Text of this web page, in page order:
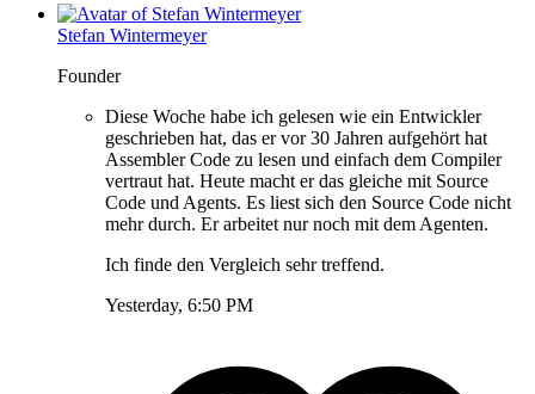
Stefan Wintermeyer
Founder
Diese Woche habe ich gelesen wie ein Entwickler
geschrieben hat, das er vor 30 Jahren aufgehört hat
Assembler Code zu lesen und einfach dem Compiler
vertraut hat. Heute macht er das gleiche mit Source
Code und Agents. Es liest sich den Source Code nicht
mehr durch. Er arbeitet nur noch mit dem Agenten.
Ich finde den Vergleich sehr treffend.
Yesterday, 6:50 PM